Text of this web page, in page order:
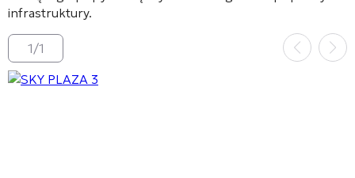
infrastruktury.
1/1